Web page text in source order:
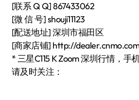
[联系 Q Q] 867433062
[微 信 号] shouji11123
[配送地址] 深圳市福田区
[商家店铺] http://
* 三星C115 K Zoom 深圳行情，手
请及时关注：